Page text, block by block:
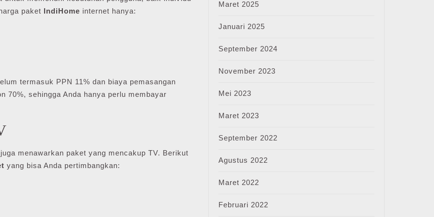
paket IndiHome internet hanya:
termasuk PPN 11% dan biaya pemasangan
70%, sehingga Anda hanya perlu membayar
menawarkan paket yang mencakup TV. Berikut
yang bisa Anda pertimbangkan:
Maret 2025
Januari 2025
September 2024
November 2023
Mei 2023
Maret 2023
September 2022
Agustus 2022
Maret 2022
Februari 2022